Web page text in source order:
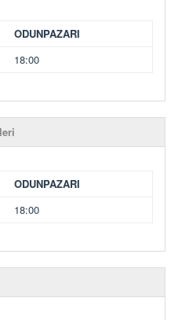
ODUNPAZARI
18:00
ODUNPAZARI
18:00